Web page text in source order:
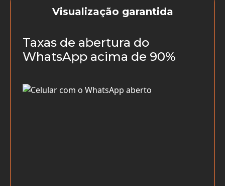
Visualização garantida
Taxas de abertura do
WhatsApp acima de 90%